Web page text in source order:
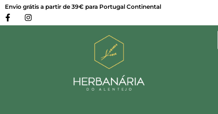
Envio grátis a partir de 39€ para Portugal Continental